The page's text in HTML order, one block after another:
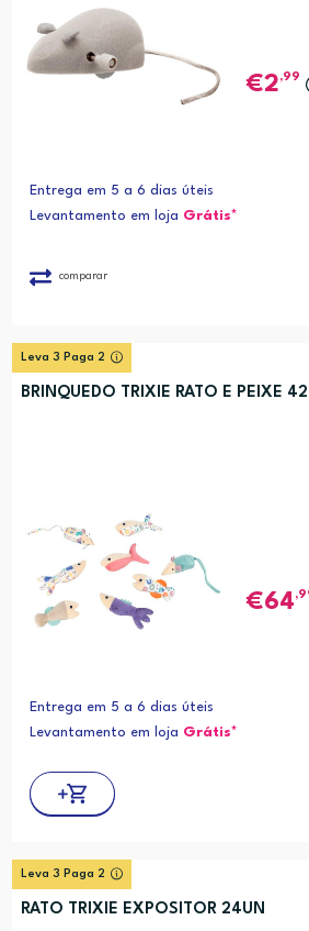
2,99
Entrega em 5 a 6 dias úteis
Levantamento em loja Grátis*
comparar
Leva 3 Paga 2
BRINQUEDO TRIXIE RATO E PEIXE
64
Entrega em 5 a 6 dias úteis
Levantamento em loja Grátis*
Leva 3 Paga 2
RATO TRIXIE EXPOSITOR 24UN